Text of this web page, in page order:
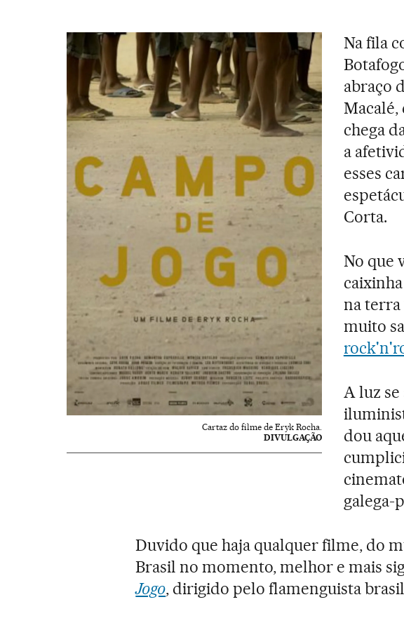
Cartaz do filme de Eryk Rocha.
DIVULGAÇÃO
Na fila
abraço
Macalé,
chega
a
esses
Corta.
No que
na terra
muito
A luz se
dou
galega-
Duvido que haja qualquer filme, do
Brasil no momento, melhor e mais
Jogo, dirigido pelo flamenguista